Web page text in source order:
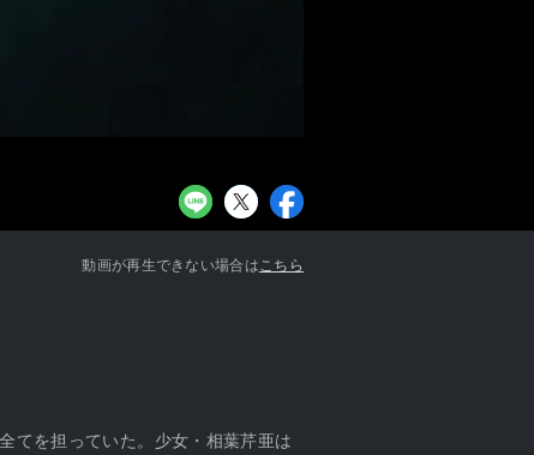
動画が再生できない場合はこちら
てを担っていた。少女・相葉芹亜は